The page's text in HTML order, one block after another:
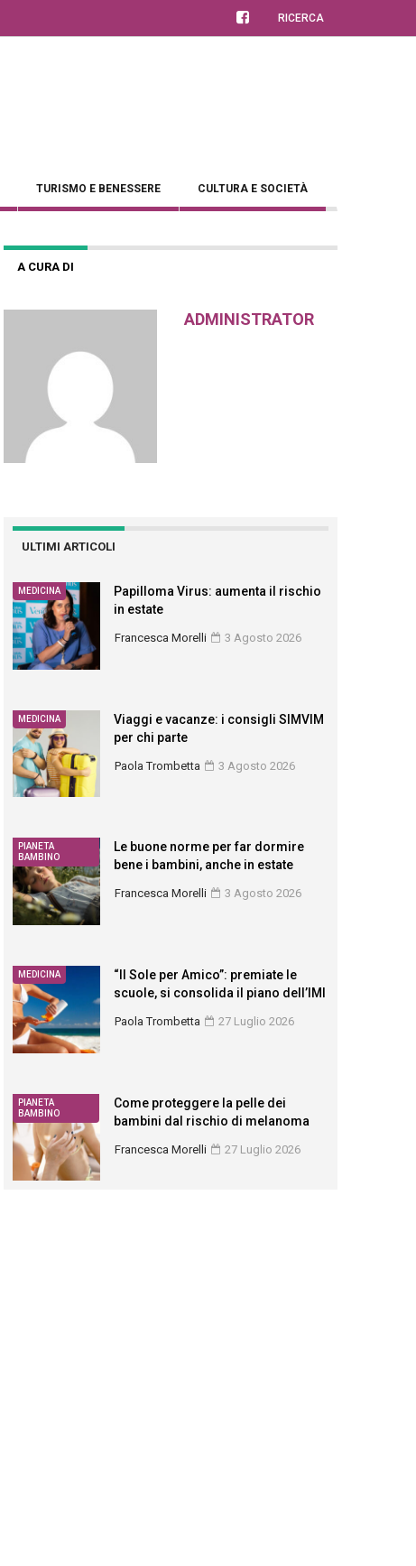
RICERCA
TURISMO E BENESSERE CULTURA E SOCIETÀ
A CURA DI
ADMINISTRATOR
ULTIMI ARTICOLI
MEDICINA
Papilloma Virus: aumenta il rischio
in estate
Francesca Morelli 3 Agosto 2026
MEDICINA
Viaggi e vacanze: i consigli SIMVIM
per chi parte
Paola Trombetta 3 Agosto 2026
PIANETA
BAMBINO
Le buone norme per far dormire
bene i bambini, anche in estate
Francesca Morelli 3 Agosto 2026
MEDICINA
“Il Sole per Amico”: premiate le
scuole, si consolida il piano dell’IMI
Paola Trombetta 27 Luglio 2026
PIANETA
BAMBINO
Come proteggere la pelle dei
bambini dal rischio di melanoma
Francesca Morelli 27 Luglio 2026